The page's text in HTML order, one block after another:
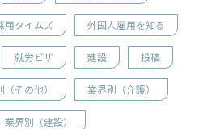
用タイムズ 外国人雇用を知る
就労ビザ 建設 投稿
その他） 業界別（介護）
業界別（建設）